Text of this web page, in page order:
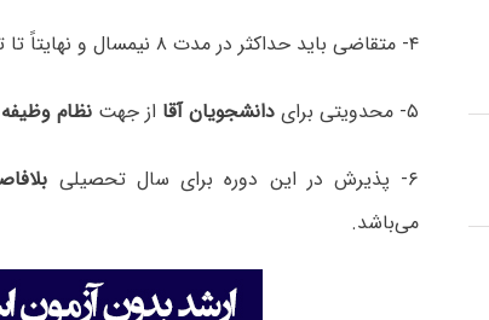
۴- متقاضی باید حداکثر در مدت ۸ نیمسال و نهایتاً تا تاریخ ۱۴۰۳/۰۶/۳۱ دانش آموخته شود.
۵- محدویتی برای دانشجویان آقا از جهت نظام وظیفه
۶- پذیرش در این دوره برای سال تحصیلی
می‌باشد.